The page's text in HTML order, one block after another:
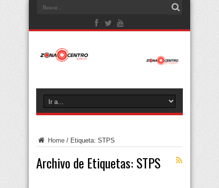
Home / Etiqueta: STPS
Archivo de Etiquetas: STPS